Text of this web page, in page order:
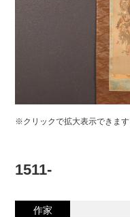
※クリックで拡大表示できます
1511-
作家